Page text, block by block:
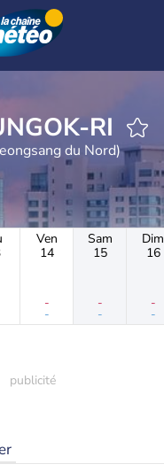
UNGOK-RI
du Nord)
Ven
14
-
-
Sam
15
-
-
Dim
16
-
-